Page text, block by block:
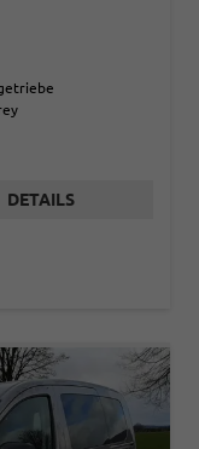
DETAILS